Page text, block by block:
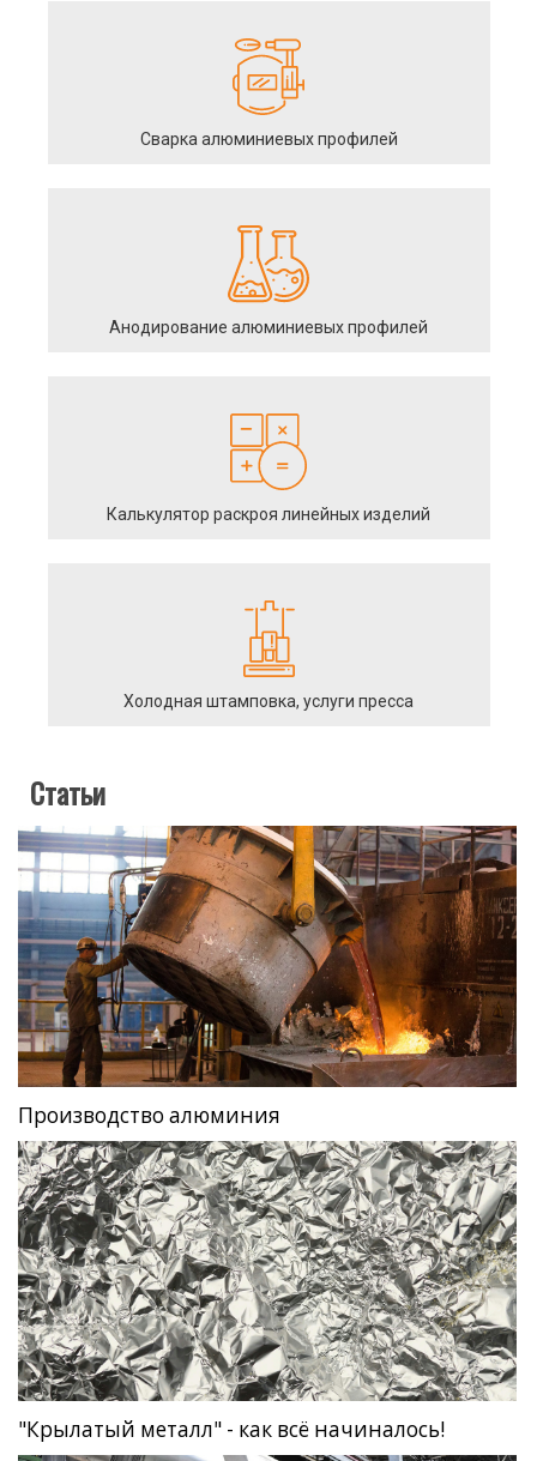
Сварка алюминиевых профилей
Анодирование алюминиевых профилей
Калькулятор раскроя линейных изделий
Холодная штамповка, услуги пресса
Статьи
Производство алюминия
"Крылатый металл" - как всё начиналось!